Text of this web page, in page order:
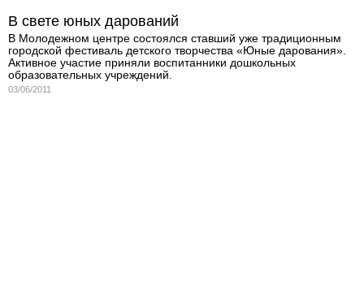
В свете юных дарований
В Молодежном центре состоялся ставший уже традиционным
городской фестиваль детского творчества «Юные дарования».
Активное участие приняли воспитанники дошкольных
образовательных учреждений.
03/06/2011